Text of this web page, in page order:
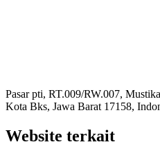
Pasar pti, RT.009/RW.007,
Kota Bks, Jawa Barat 17158,
Website terkait